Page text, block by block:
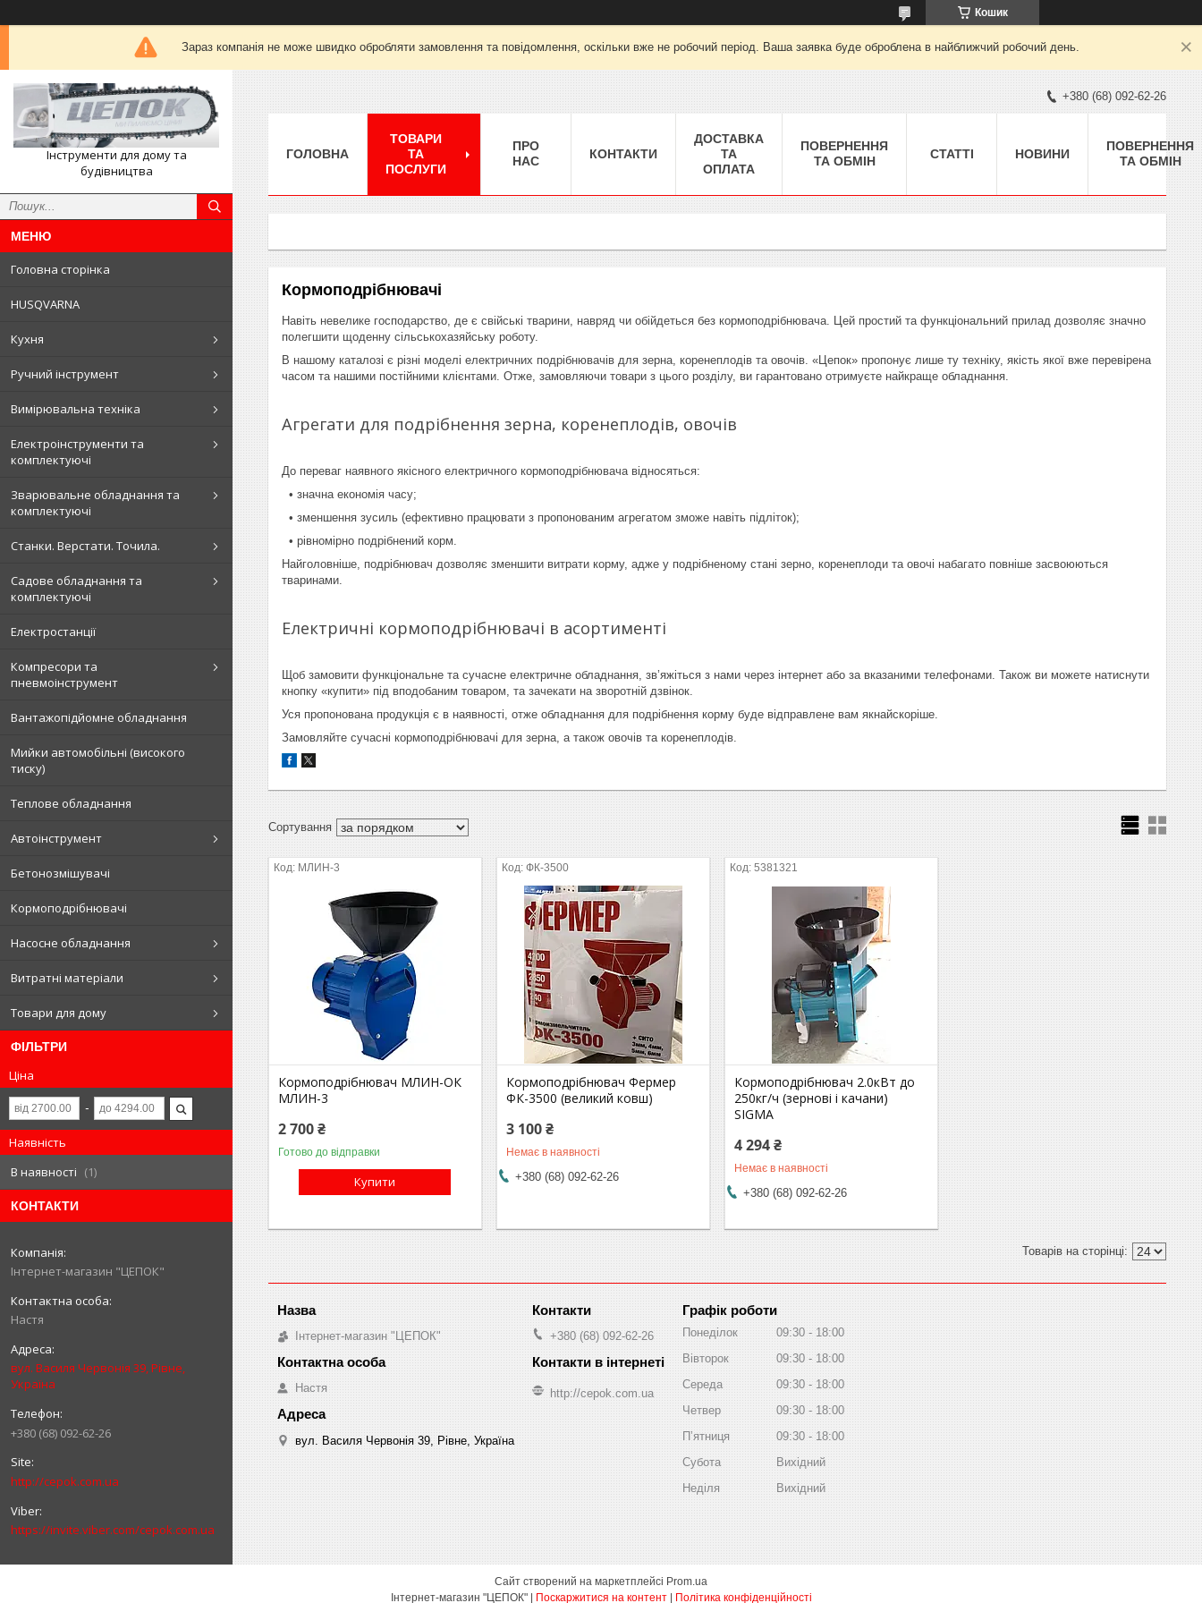
Кошик
Зараз компанія не може швидко обробляти замовлення та повідомлення, оскільки вже не робочий період. Ваша заявка буде оброблена в найближчий робочий день.
Інструменти для дому та
будівництва
Головна сторінка
HUSQVARNA
Кухня
Ручний інструмент
Вимірювальна техніка
Електроінструменти та
комплектуючі
Зварювальне обладнання та
комплектуючі
Станки. Верстати. Точила.
Садове обладнання та
комплектуючі
Електростанції
Компресори та
пневмоінструмент
Вантажопідйомне обладнання
Мийки автомобільні (високого
тиску)
Теплове обладнання
Автоінструмент
Бетонозмішувачі
Кормоподрібнювачі
Насосне обладнання
Витратні матеріали
Товари для дому
ФІЛЬТРИ
Ціна
Наявність
В наявності
1
КОНТАКТИ
Інтернет-магазин "ЦЕПОК"
Настя
вул. Василя Червонія 39, Рівне,
Україна
+380 (68) 092-62-26
http://cepok.com.ua
https://invite.viber.com/cepok.com.ua
+380 (68) 092-62-26
ГОЛОВНА
ТОВАРИ
ТА
ПОСЛУГИ
ПРО
НАС
КОНТАКТИ
ДОСТАВКА
ТА
ОПЛАТА
ПОВЕРНЕННЯ
ТА ОБМІН
СТАТТІ НОВИНИ
ПОВЕРНЕННЯ
ТА ОБМІН
Кормоподрібнювачі
Навіть невелике господарство, де є свійські тварини, навряд чи обійдеться без кормоподрібнювача. Цей простий та функціональний прилад дозволяє значно
полегшити щоденну сільськохазяйську роботу.
В нашому каталозі є різні моделі електричних подрібнювачів для зерна, коренеплодів та овочів. «Цепок» пропонує лише ту техніку, якість якої вже перевірена
часом та нашими постійними клієнтами. Отже, замовляючи товари з цього розділу, ви гарантовано отримуєте найкраще обладнання.
Агрегати для подрібнення зерна, коренеплодів, овочів
До переваг наявного якісного електричного кормоподрібнювача відносяться:
• значна економія часу;
• зменшення зусиль (ефективно працювати з пропонованим агрегатом зможе навіть підліток);
• рівномірно подрібнений корм.
Найголовніше, подрібнювач дозволяє зменшити витрати корму, адже у подрібненому стані зерно, коренеплоди та овочі набагато повніше засвоюються
тваринами.
Електричні кормоподрібнювачі в асортименті
Щоб замовити функціональне та сучасне електричне обладнання, зв’яжіться з нами через інтернет або за вказаними телефонами. Також ви можете натиснути
кнопку «купити» під вподобаним товаром, та зачекати на зворотній дзвінок.
Уся пропонована продукція є в наявності, отже обладнання для подрібнення корму буде відправлене вам якнайскоріше.
Замовляйте сучасні кормоподрібнювачі для зерна, а також овочів та коренеплодів.
МЛИН-3
Кормоподрібнювач МЛИН-ОК
МЛИН-3
2 700 ₴
Готово до відправки
Купити
ФК-3500
Кормоподрібнювач Фермер
ФК-3500 (великий ковш)
3 100 ₴
Немає в наявності
+380 (68) 092-62-26
5381321
Кормоподрібнювач 2.0кВт до
250кг/ч (зернові і качани)
SIGMA
4 294 ₴
Немає в наявності
+380 (68) 092-62-26
Інтернет-магазин "ЦЕПОК"
Настя
вул. Василя Червонія 39, Рівне, Україна
+380 (68) 092-62-26
http://cepok.com.ua
Графік роботи
Понеділок 09:30
18:00
Вівторок
09:30
18:00
Середа
09:30
18:00
Четвер
09:30
18:00
Пʼятниця
09:30
18:00
Субота
Вихідний
Неділя
Вихідний
Сайт створений на маркетплейсі Prom.ua
Поскаржитися на контент Політика конфіденційності